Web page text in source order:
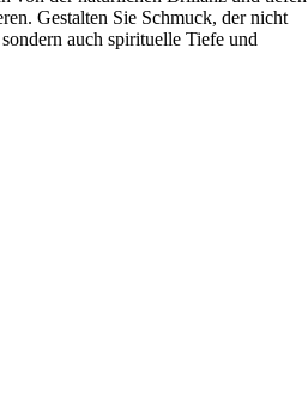
Gestalten Sie Schmuck, der nicht
auch spirituelle Tiefe und